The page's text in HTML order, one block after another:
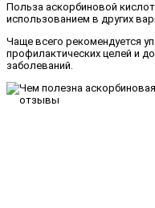
Польза аскорбиновой
использованием в других
Чаще всего рекомендуется
профилактических целей и
заболеваний.